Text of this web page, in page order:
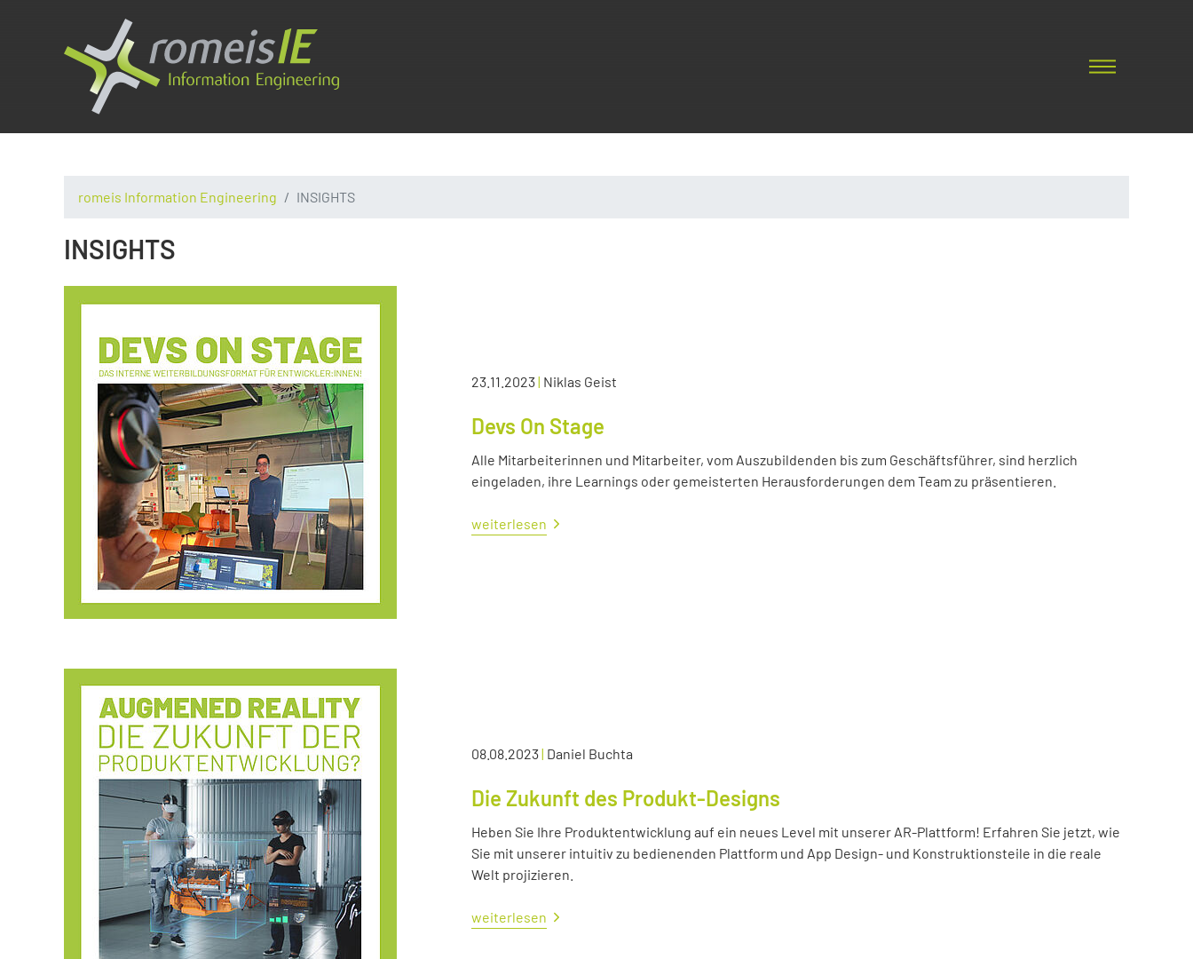
romeis Information Engineering INSIGHTS
INSIGHTS
23.11.2023| Niklas Geist
Devs On Stage
Alle Mitarbeiterinnen und Mitarbeiter, vom Auszubildenden bis zum Geschäftsführer, sind herzlich
eingeladen, ihre Learnings oder gemeisterten Herausforderungen dem Team zu präsentieren.
weiterlesen
08.08.2023| Daniel Buchta
Die Zukunft des Produkt-Designs
Heben Sie Ihre Produktentwicklung auf ein neues Level mit unserer AR-Plattform! Erfahren Sie jetzt, wie
Sie mit unserer intuitiv zu bedienenden Plattform und App Design- und Konstruktionsteile in die reale
Welt projizieren.
weiterlesen